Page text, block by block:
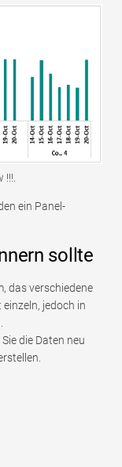
ein Panel-
sollte
das verschiedene
jedoch in
die Daten neu